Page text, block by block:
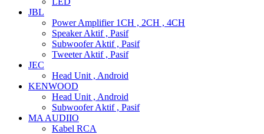
JBL
Power Amplifier 1CH , 2CH , 4CH
Speaker Aktif , Pasif
Subwoofer Aktif , Pasif
Tweeter Aktif , Pasif
JEC
Head Unit , Android
KENWOOD
Head Unit , Android
Subwoofer Aktif , Pasif
MA AUDIIO
Kabel RCA